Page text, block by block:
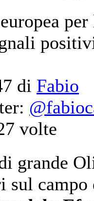
di Fabio
volte
grande
sul campo